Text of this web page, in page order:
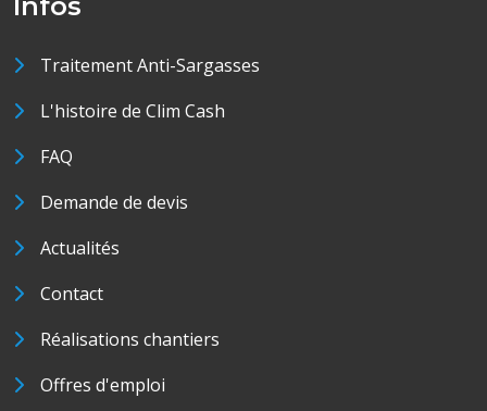
Traitement Anti-Sargasses
L'histoire de Clim Cash
FAQ
Demande de devis
Actualités
Contact
Réalisations chantiers
Offres d'emploi